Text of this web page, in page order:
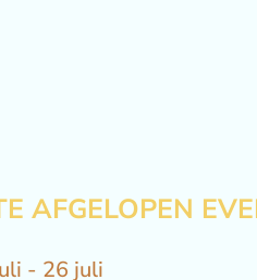
AFGELOPEN
- 26 juli